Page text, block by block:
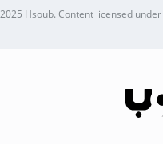
Hsoub.Content licensed under